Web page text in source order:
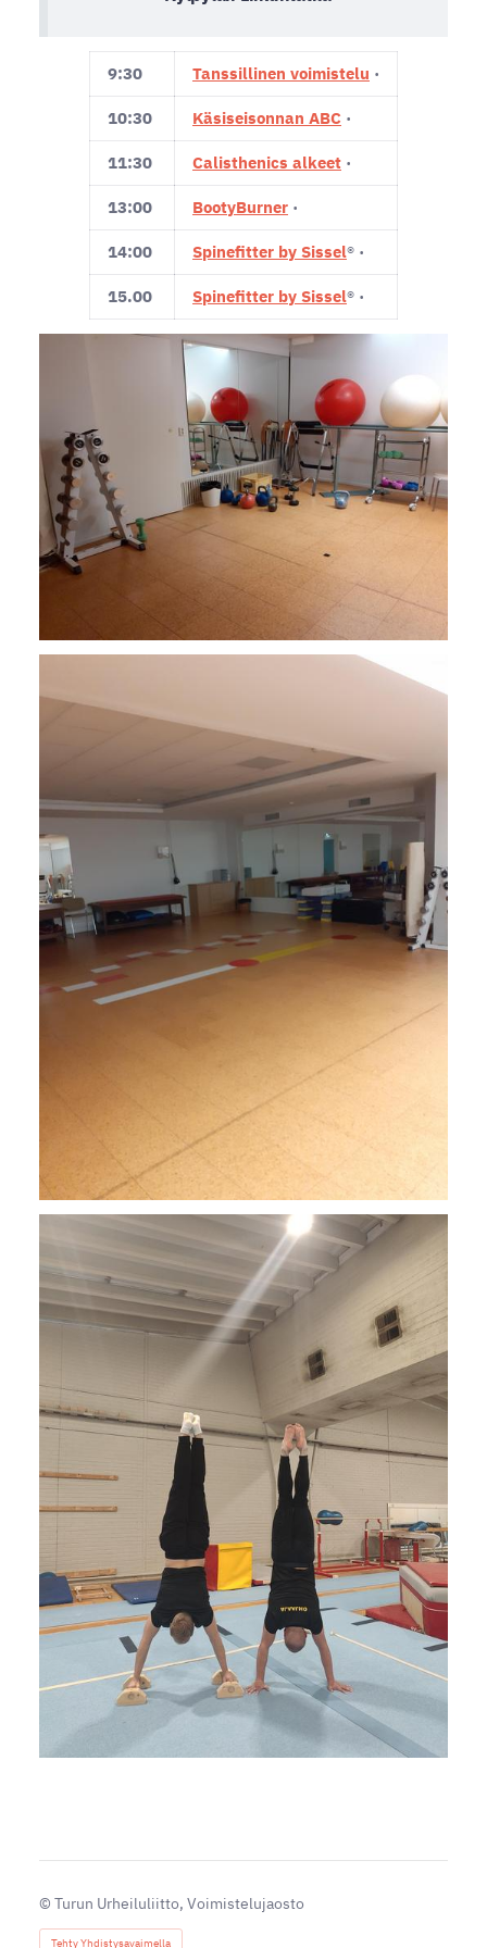
9:30 Tanssillinen voimistelu ·
10:30 Käsiseisonnan ABC ·
11:30 Calisthenics alkeet ·
13:00 BootyBurner ·
14:00 Spinefitter by Sissel® ·
15.00 Spinefitter by Sissel® ·
© Turun Urheiluliitto, Voimistelujaosto
Tehty Yhdistysavaimella